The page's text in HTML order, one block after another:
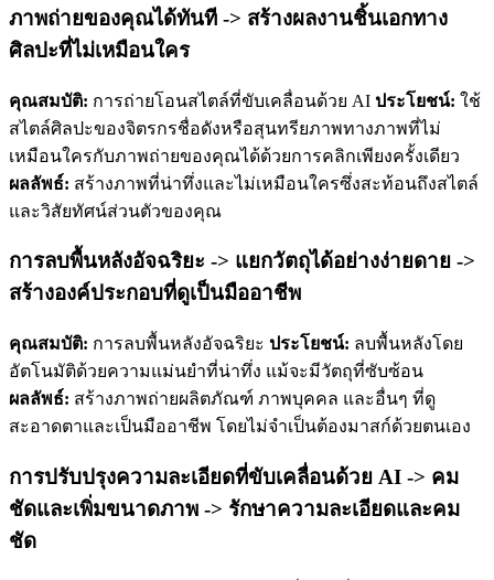
ภาพถ่ายของคุณได้ทันที -> สร้างผลงานชิ้นเอกทาง
ศิลปะที่ไม่เหมือนใคร
คุณสมบัติ: การถ่ายโอนสไตล์ที่ขับเคลื่อนด้วย AI ประโยชน์: ใช้
สไตล์ศิลปะของจิตรกรชื่อดังหรือสุนทรียภาพทางภาพที่ไม่
เหมือนใครกับภาพถ่ายของคุณได้ด้วยการคลิกเพียงครั้งเดียว
ผลลัพธ์: สร้างภาพที่น่าทึ่งและไม่เหมือนใครซึ่งสะท้อนถึงสไตล์
และวิสัยทัศน์ส่วนตัวของคุณ
การลบพื้นหลังอัจฉริยะ -> แยกวัตถุได้อย่างง่ายดาย ->
สร้างองค์ประกอบที่ดูเป็นมืออาชีพ
คุณสมบัติ: การลบพื้นหลังอัจฉริยะ ประโยชน์: ลบพื้นหลังโดย
อัตโนมัติด้วยความแม่นยำที่น่าทึ่ง แม้จะมีวัตถุที่ซับซ้อน
ผลลัพธ์: สร้างภาพถ่ายผลิตภัณฑ์ ภาพบุคคล และอื่นๆ ที่ดู
สะอาดตาและเป็นมืออาชีพ โดยไม่จำเป็นต้องมาสก์ด้วยตนเอง
การปรับปรุงความละเอียดที่ขับเคลื่อนด้วย AI -> คม
ชัดและเพิ่มขนาดภาพ -> รักษาความละเอียดและคม
ชัด